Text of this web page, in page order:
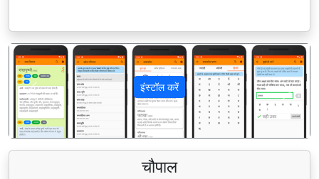
इंस्टॉल करें
पिछला अगला
चौपाल